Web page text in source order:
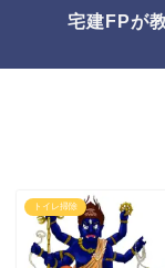
宅建FPが
トイレ掃除